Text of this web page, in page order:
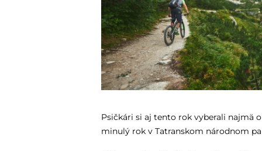
Psičkári si aj tento rok vyberali najmä
minulý rok v Tatranskom národnom